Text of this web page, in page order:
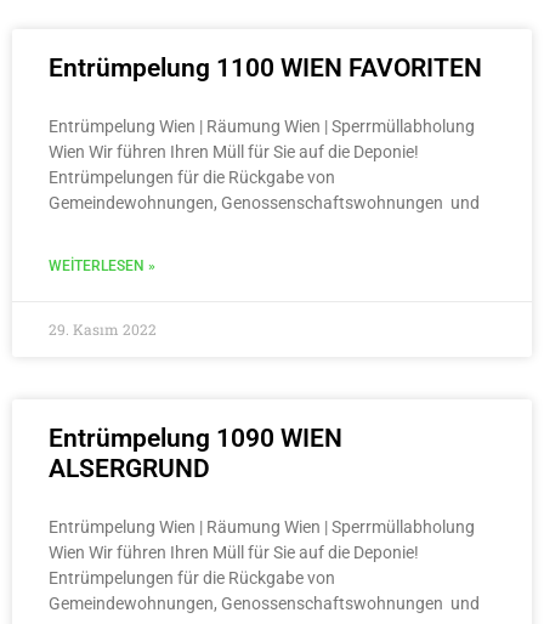
Entrümpelung 1100 WIEN FAVORITEN
Entrümpelung Wien | Räumung Wien | Sperrmüllabholung
Wien Wir führen Ihren Müll für Sie auf die Deponie!
Entrümpelungen für die Rückgabe von
Gemeindewohnungen, Genossenschaftswohnungen und
WEITERLESEN »
29. Kasım 2022
Entrümpelung 1090 WIEN
ALSERGRUND
Entrümpelung Wien | Räumung Wien | Sperrmüllabholung
Wien Wir führen Ihren Müll für Sie auf die Deponie!
Entrümpelungen für die Rückgabe von
Gemeindewohnungen, Genossenschaftswohnungen und